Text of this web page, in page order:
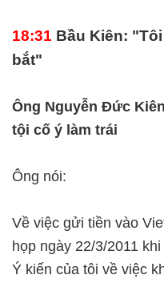
18:31 Bầu Kiên:
bắt"
Ông Nguyễn Đức
tội cố ý làm trái
Ông nói:
Về việc gửi tiền vào
họp ngày 22/3/2011
Ý kiến của tôi về việc